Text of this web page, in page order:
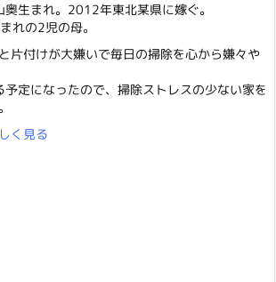
生まれ。2012年東北某県に嫁ぐ。
れの2児の母。
片付けが大嫌いで毎日の掃除を心から嫌々や
定になったので、掃除ストレスの少ない家を
く見る